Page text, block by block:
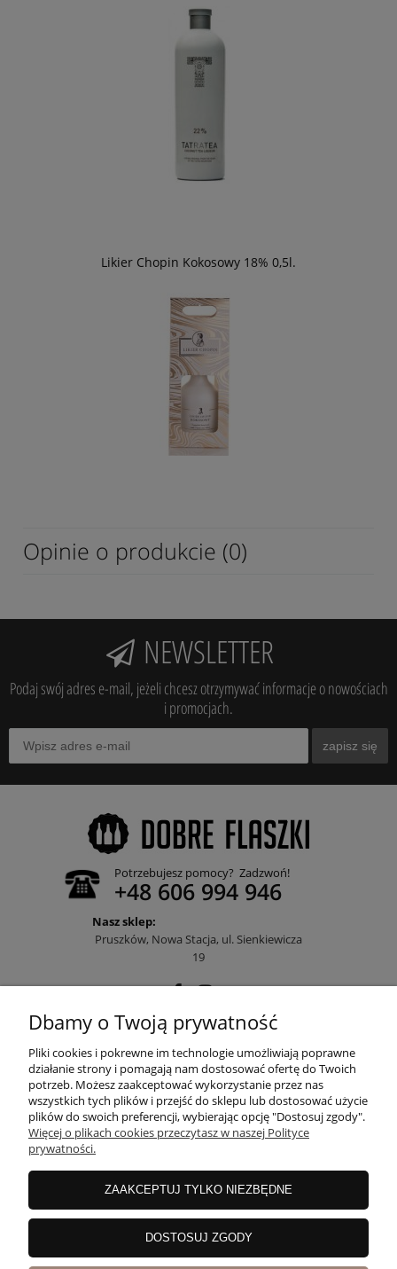
Likier Chopin Kokosowy 18% 0,5l.
Opinie o produkcie (0)
NEWSLETTER
Podaj swój adres e-mail, jeżeli chcesz otrzymywać informacje o nowościach
i promocjach.
zapisz się
Potrzebujesz pomocy? Zadzwoń!
+48 606 994 946
Nasz sklep:
Pruszków, Nowa Stacja, ul. Sienkiewicza
19
POMOC
MOJE KONTO
PŁATNOŚCI I DOSTAWA
INFORMACJE
Dbamy o Twoją prywatność
Pliki cookies i pokrewne im technologie umożliwiają poprawne
działanie strony i pomagają nam dostosować ofertę do Twoich
potrzeb. Możesz zaakceptować wykorzystanie przez nas
wszystkich tych plików i przejść do sklepu lub dostosować użycie
plików do swoich preferencji, wybierając opcję "Dostosuj zgody".
Więcej o plikach cookies przeczytasz w naszej Polityce
prywatności.
ZAAKCEPTUJ TYLKO NIEZBĘDNE
DOSTOSUJ ZGODY